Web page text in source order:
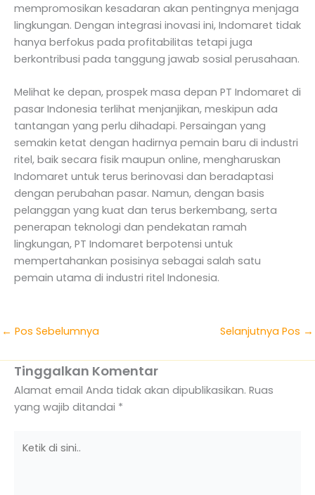
mempromosikan kesadaran akan pentingnya menjaga
lingkungan. Dengan integrasi inovasi ini, Indomaret tidak
hanya berfokus pada profitabilitas tetapi juga
berkontribusi pada tanggung jawab sosial perusahaan.
Melihat ke depan, prospek masa depan PT Indomaret di
pasar Indonesia terlihat menjanjikan, meskipun ada
tantangan yang perlu dihadapi. Persaingan yang
semakin ketat dengan hadirnya pemain baru di industri
ritel, baik secara fisik maupun online, mengharuskan
Indomaret untuk terus berinovasi dan beradaptasi
dengan perubahan pasar. Namun, dengan basis
pelanggan yang kuat dan terus berkembang, serta
penerapan teknologi dan pendekatan ramah
lingkungan, PT Indomaret berpotensi untuk
mempertahankan posisinya sebagai salah satu
pemain utama di industri ritel Indonesia.
← Pos Sebelumnya Selanjutnya Pos →
Tinggalkan Komentar
Alamat email Anda tidak akan dipublikasikan. Ruas
yang wajib ditandai *